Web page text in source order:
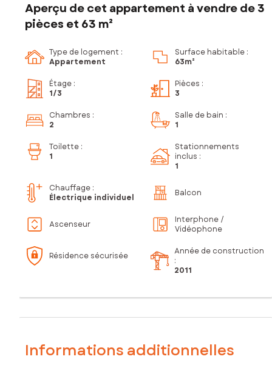
Aperçu de cet appartement à vendre de 3
pièces et 63 m²
Type de logement :
Appartement
Surface habitable :
63m²
Étage :
1/3
Pièces :
3
Chambres :
2
Salle de bain :
1
Toilette :
1
Stationnements
inclus :
1
Chauffage :
Électrique individuel
Balcon
Ascenseur
Interphone /
Vidéophone
Résidence sécurisée
Année de construction
:
2011
Informations additionnelles